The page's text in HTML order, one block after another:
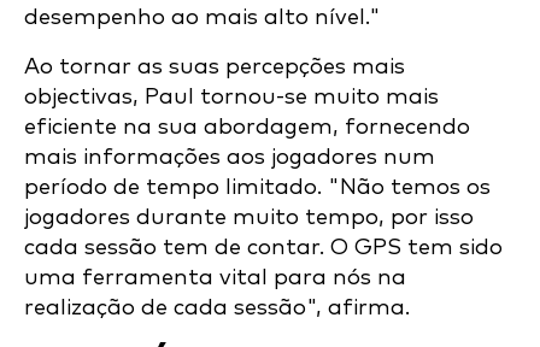
desempenho ao mais alto nível."
Ao tornar as suas percepções mais
objectivas, Paul tornou-se muito mais
eficiente na sua abordagem, fornecendo
mais informações aos jogadores num
período de tempo limitado. "Não temos os
jogadores durante muito tempo, por isso
cada sessão tem de contar. O GPS tem sido
uma ferramenta vital para nós na
realização de cada sessão", afirma.